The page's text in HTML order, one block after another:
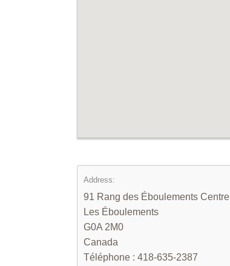
Address:
91 Rang des Éboulements Centre
Les Éboulements
G0A 2M0
Canada
Téléphone : 418-635-2387